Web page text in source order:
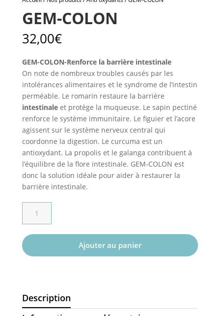
GEM-COLON
32,00€
GEM-COLON-Renforce la barrière intestinale
On note de nombreux troubles causés par les
intolérances alimentaires et le syndrome de l’intestin
perméable. Le romarin restaure la barrière
intestinaleet protège la muqueuse. Le sapin pectiné
renforce le système immunitaire. Le figuier et l’acore
agissent sur le système nerveux central qui
coordonne la digestion. Le curcuma est un
antioxydant. La propolis et le galanga contribuent à
l’équilibre de la flore intestinale. GEM-COLON est
donc la solution idéale pour aider à restaurer la
barrière intestinale.
COLON
Ajouter au panier
Description